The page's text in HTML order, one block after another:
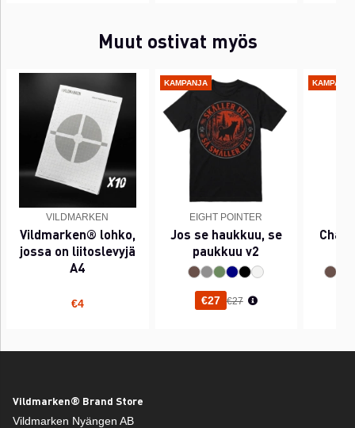
Muut ostivat myös
VILDMARKEN
Vildmarken® lohko,
jossa on liitoslevyjä
A4
€4
KAMPANJA
EIGHT POINTER
Jos se haukkuu, se
paukkuu v2
€27 Normaali hinta
€27
Vildmarken® Brand Store
Vildmarken Nyängen AB